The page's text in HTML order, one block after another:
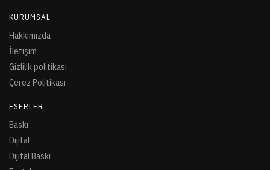
KURUMSAL
Hakkımızda
İletişim
Gizlilik politikası
Çerez Politikası
ESERLER
Baskı
Dijital
Dijital Baskı